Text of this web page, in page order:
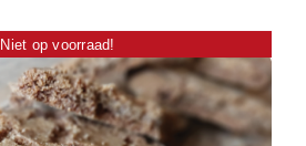
Niet op voorraad!